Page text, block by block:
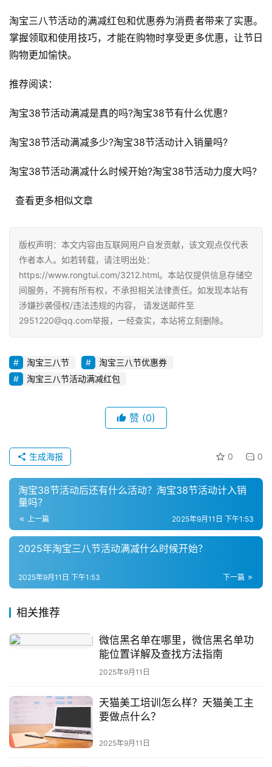
E
O
优
i
察
电
商
运
直
播
带
货
推
广
群
问
答
社
区
登录 注册
淘宝三八节活动的满减红包和优惠券为消费者带来了实惠。
掌握领取和使用技巧，才能在购物时享受更多优惠，让节日
购物更加愉快。
推荐阅读：
淘宝38节活动满减是真的吗?淘宝38节有什么优惠?
淘宝38节活动满减多少?淘宝38节活动计入销量吗?
淘宝38节活动满减什么时候开始?淘宝38节活动力度大吗?
  查看更多相似文章
版权声明：本文内容由互联网用户自发贡献，该文观点仅代表
作者本人。如若转载，请注明出处：
https://www.rongtui.com/3212.html。本站仅提供信息存储空
间服务，不拥有所有权，不承担相关法律责任。如发现本站有
涉嫌抄袭侵权/违法违规的内容， 请发送邮件至
2951220@qq.com举报，一经查实，本站将立刻删除。
淘宝三八节
淘宝三八节优惠券
淘宝三八节活动满减红包
赞 (0)
0 0
生成海报
淘宝38节活动后还有什么活动？淘宝38节活动计入销
量吗？
上一篇 2025年9月11日 下午1:53
2025年淘宝三八节活动满减什么时候开始？
下一篇
2025年9月11日 下午1:53
相关推荐
微信黑名单在哪里，微信黑名单功
能位置详解及查找方法指南
2025年9月11日
天猫美工培训怎么样？天猫美工主
要做点什么？
2025年9月11日